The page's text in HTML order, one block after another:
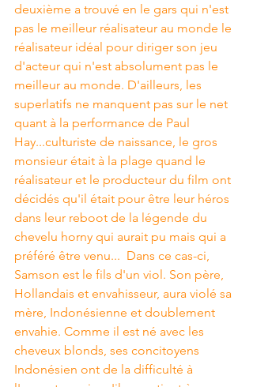
deuxième a trouvé en le gars qui n'est
pas le meilleur réalisateur au monde le
réalisateur idéal pour diriger son jeu
d'acteur qui n'est absolument pas le
meilleur au monde. D'ailleurs, les
superlatifs ne manquent pas sur le net
quant à la performance de Paul
Hay...culturiste de naissance, le gros
monsieur était à la plage quand le
réalisateur et le producteur du film ont
décidés qu'il était pour être leur héros
dans leur reboot de la légende du
chevelu horny qui aurait pu mais qui a
préféré être venu...  Dans ce cas-ci,
Samson est le fils d'un viol. Son père,
Hollandais et envahisseur, aura violé sa
mère, Indonésienne et doublement
envahie. Comme il est né avec les
cheveux blonds, ses concitoyens
Indonésien ont de la difficulté à